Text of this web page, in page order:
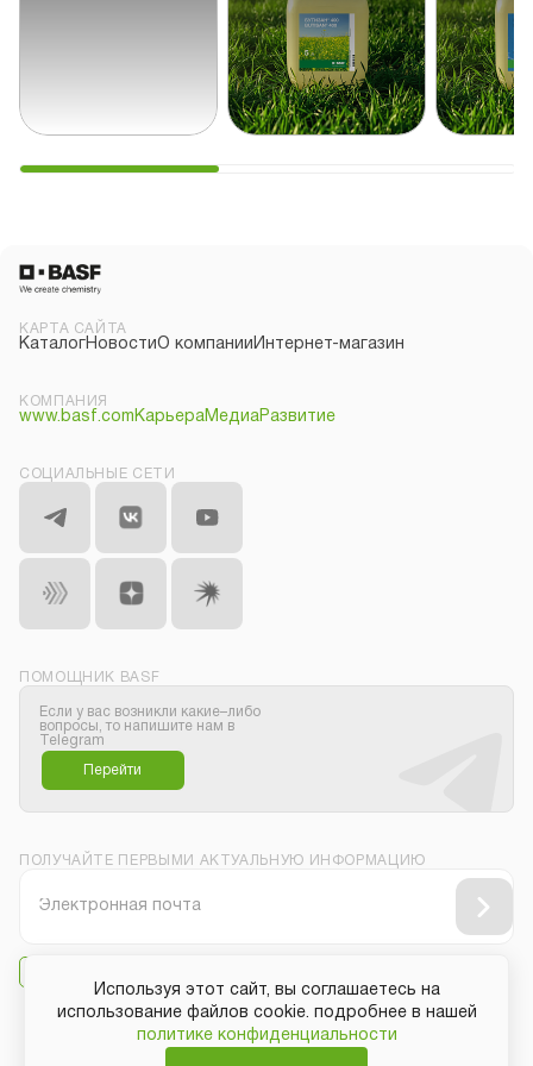
КАРТА САЙТА
КаталогНовостиО компании Интернет-магазин
КОМПАНИЯ
www.basf.com КарьераМедиаРазвитие
СОЦИАЛЬНЫЕ СЕТИ
ПОМОЩНИК BASF
Если у вас возникли какие–либо
вопросы, то напишите нам в
Telegram
Перейти
ПОЛУЧАЙТЕ ПЕРВЫМИ АКТУАЛЬНУЮ ИНФОРМАЦИЮ
Используя этот сайт, вы соглашаетесь на
использование файлов cookie. подробнее в нашей
политике конфиденциальности